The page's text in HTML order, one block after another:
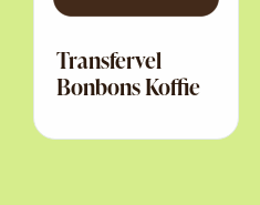
Transfervel
Bonbons Koffie